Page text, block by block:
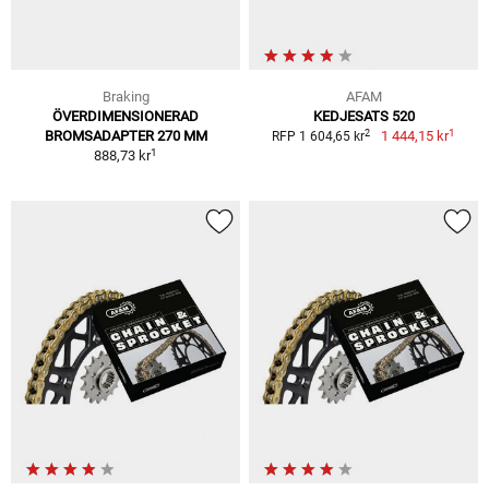
Braking
ÖVERDIMENSIONERAD
BROMSADAPTER 270 MM
888,73 kr1
AFAM
KEDJESATS 520
RFP 1 604,65 kr2 1 444,15 kr1